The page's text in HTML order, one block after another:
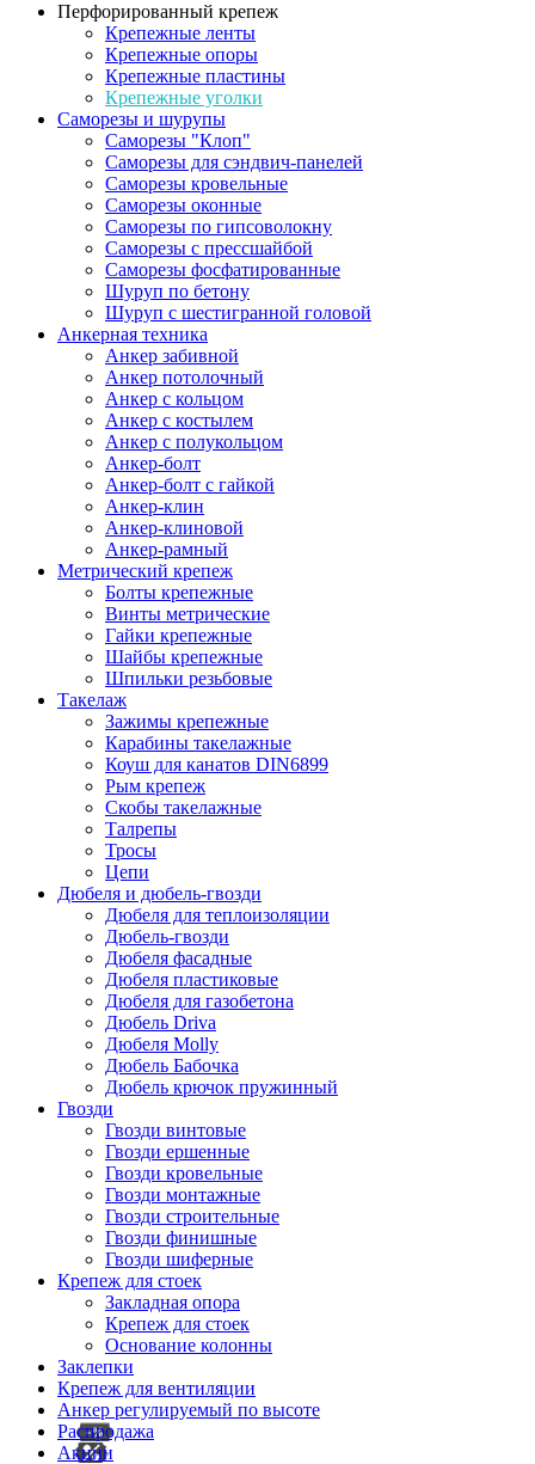
Перфорированный крепеж
Крепежные ленты
Крепежные опоры
Крепежные пластины
Крепежные уголки
Саморезы и шурупы
Саморезы "Клоп"
Саморезы для сэндвич-панелей
Саморезы кровельные
Саморезы оконные
Саморезы по гипсоволокну
Саморезы с прессшайбой
Саморезы фосфатированные
Шуруп по бетону
Шуруп с шестигранной головой
Анкерная техника
Анкер забивной
Анкер потолочный
Анкер с кольцом
Анкер с костылем
Анкер с полукольцом
Анкер-болт
Анкер-болт с гайкой
Анкер-клин
Анкер-клиновой
Анкер-рамный
Метрический крепеж
Болты крепежные
Винты метрические
Гайки крепежные
Шайбы крепежные
Шпильки резьбовые
Такелаж
Зажимы крепежные
Карабины такелажные
Коуш для канатов DIN6899
Рым крепеж
Скобы такелажные
Талрепы
Тросы
Цепи
Дюбеля и дюбель-гвозди
Дюбеля для теплоизоляции
Дюбель-гвозди
Дюбеля фасадные
Дюбеля пластиковые
Дюбеля для газобетона
Дюбель Driva
Дюбеля Molly
Дюбель Бабочка
Дюбель крючок пружинный
Гвозди
Гвозди винтовые
Гвозди ершенные
Гвозди кровельные
Гвозди монтажные
Гвозди строительные
Гвозди финишные
Гвозди шиферные
Крепеж для стоек
Закладная опора
Крепеж для стоек
Основание колонны
Заклепки
Крепеж для вентиляции
Анкер регулируемый по высоте
Распродажа
Акции